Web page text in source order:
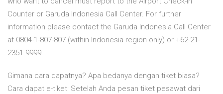
Counter or Garuda Indonesia Call Center. For further
information please contact the Garuda Indonesia Call Center
at 0804-1-807-807 (within Indonesia region only) or +62-21-
2351 9999.
Gimana cara dapatnya? Apa bedanya dengan tiket biasa?
Cara dapat e-tiket: Setelah Anda pesan tiket pesawat dari